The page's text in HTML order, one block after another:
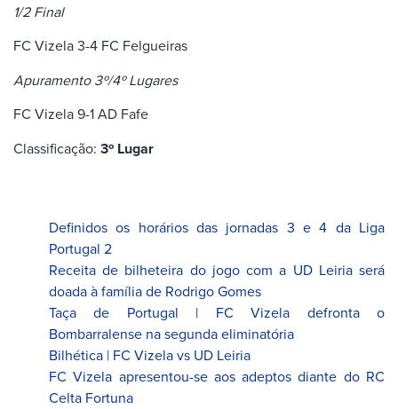
1/2 Final
FC Vizela 3-4 FC Felgueiras
Apuramento 3º/4º Lugares
FC Vizela 9-1 AD Fafe
Classificação: 3º Lugar
Definidos os horários das jornadas 3 e 4 da Liga
Portugal 2
Receita de bilheteira do jogo com a UD Leiria será
doada à família de Rodrigo Gomes
Taça de Portugal | FC Vizela defronta o
Bombarralense na segunda eliminatória
Bilhética | FC Vizela vs UD Leiria
FC Vizela apresentou-se aos adeptos diante do RC
Celta Fortuna